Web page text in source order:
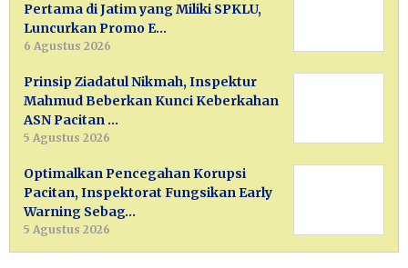
Pertama di Jatim yang Miliki SPKLU,
Luncurkan Promo E…
6 Agustus 2026
Prinsip Ziadatul Nikmah, Inspektur
Mahmud Beberkan Kunci Keberkahan
ASN Pacitan …
5 Agustus 2026
Optimalkan Pencegahan Korupsi
Pacitan, Inspektorat Fungsikan Early
Warning Sebag…
5 Agustus 2026